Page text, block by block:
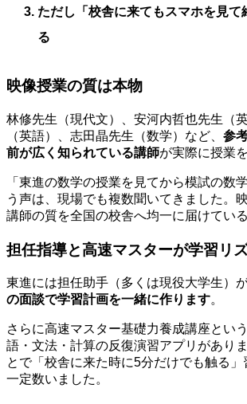
ただし「校舎に来てもスマホを見て
る
映像授業の質は本物
林修先生（現代文）、安河内哲也先生（
（英語）、志田晶先生（数学）など、 参
前が広く知られている講師が実際に授業
「東進の数学の授業を見てから模試の数
う声は、現場でも複数聞いてきました。
講師の質を全国の校舎へ均一に届けてい
担任指導と高速マスターが学習リ
東進には担任助手（多くは現役大学生）が
の面談で学習計画を一緒に作ります。
さらに高速マスター基礎力養成講座とい
語・文法・計算の反復演習アプリがあり
とで「校舎に来た時に5分だけでも触る
一定数いました。